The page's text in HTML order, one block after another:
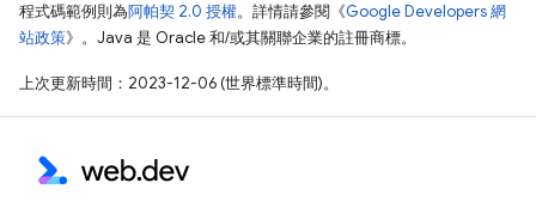
程式碼範例則為阿帕契 2.0 授權。詳情請參閱《Google Developers 網
站政策》。Java 是 Oracle 和/或其關聯企業的註冊商標。
上次更新時間：2023-12-06 (世界標準時間)。